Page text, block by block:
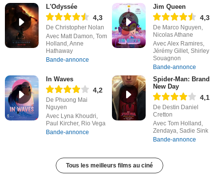
L'Odyssée
4,3
De Christopher Nolan
Avec Matt Damon, Tom
Holland, Anne
Hathaway
Bande-annonce
Jim Queen
4,3
De Marco Nguyen,
Nicolas Athane
Avec Alex Ramires,
Jérémy Gillet, Shirley
Souagnon
Bande-annonce
In Waves
4,2
De Phuong Mai
Nguyen
Avec Lyna Khoudri,
Paul Kircher, Rio Vega
Bande-annonce
Spider-Man: Brand
New Day
4,1
De Destin Daniel
Cretton
Avec Tom Holland,
Zendaya, Sadie Sink
Bande-annonce
Tous les meilleurs films au ciné